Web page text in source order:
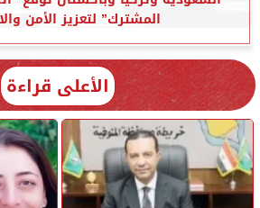
المشترك” لتعزيز الأمن
الأعلى قراءة